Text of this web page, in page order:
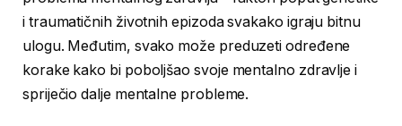
i traumatičnih životnih epizoda svakako igraju bitnu
ulogu. Međutim, svako može preduzeti određene
korake kako bi poboljšao svoje mentalno zdravlje i
spriječio dalje mentalne probleme.